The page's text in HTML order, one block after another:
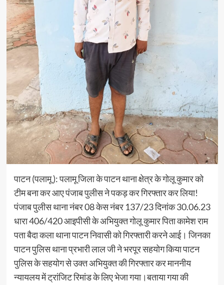
पाटन (पलामू ): पलामू जिला के पाटन थाना क्षेत्र के गोलू कुमार को
टीम बना कर आए पंजाब पुलीस ने पकड़ कर गिरफ्तार कर लिया!
पंजाब पुलीस थाना नंबर 08 केस नंबर 137/23 दिनांक 30.06.23
धारा 406/420 आइपीसी के अभियुक्त गोलू कुमार पिता कामेश राम
पता बैदा कला थाना पाटन निवासी को गिरफ्तारी करने आई। जिनका
पाटन पुलिस थाना प्रभारी लाल जी ने भरपूर सहयोग किया पाटन
पुलिस के सहयोग से उक्त अभियुक्त की गिरफ्तार कर माननीय
न्यायलय में ट्रांजिट रिमांड के लिए भेजा गया।बताया गया की